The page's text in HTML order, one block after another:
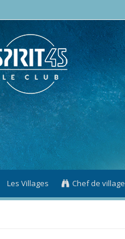
Les Villages Chef de village